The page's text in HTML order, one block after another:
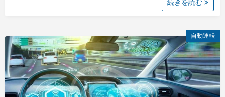
続きを読む
自動運転